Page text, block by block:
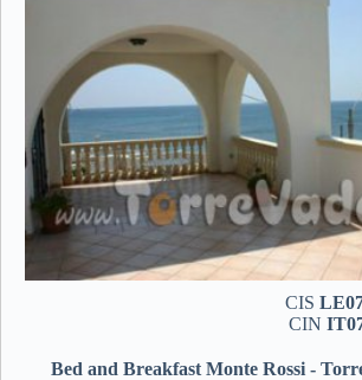
CIS
CIN
Bed and Breakfast Monte Rossi -